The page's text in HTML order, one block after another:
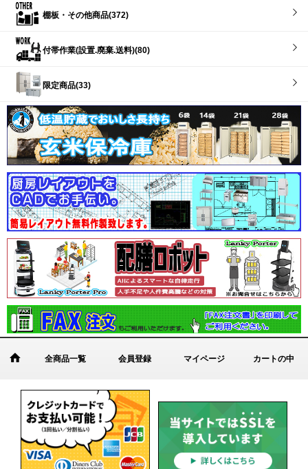
棚板・その他商品(372)
付帯作業(設置.廃棄.送料)(80)
限定商品(33)
全商品一覧 会員登録 マイページ カートの中